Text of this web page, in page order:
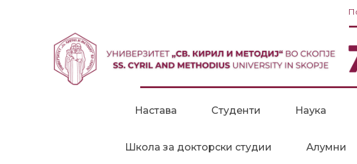
Настава Студенти Наука
Школа за докторски студии Алумни